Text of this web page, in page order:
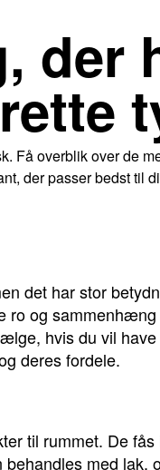
der
Få overblik over de
der passer bedst til
det har stor
og
hvis du vil
deres fordele.
til rummet. De
med lak,